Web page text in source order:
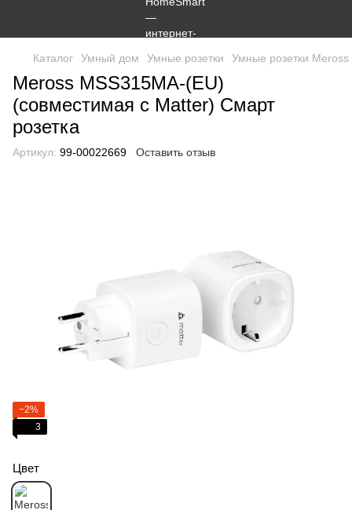
Каталог Умный дом Умные розетки Умные розетки Meross
Meross MSS315MA-(EU)
(совместимая с Matter) Смарт
розетка
Артикул: 99-00022669 Оставить отзыв
−2%
3
Цвет